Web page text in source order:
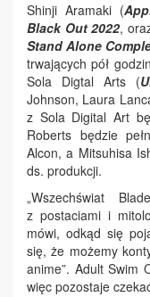
Shinji Aramaki (
Black Out 2022,
Stand Alone
trwających pół
Sola Digtal Arts (
Johnson, Laura
z Sola Digital Art
Roberts będzie
Alcon, a Mitsuhisa
ds. produkcji.
„Wszechświat
z postaciami i
mówi, odkąd się
się, że możemy
anime”. Adult Swim
więc pozostaje